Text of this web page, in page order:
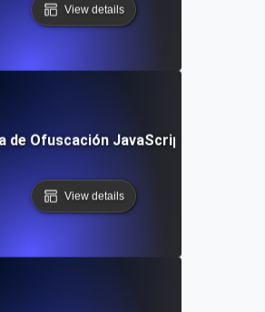
View details
de Ofuscación JavaScript Gratuita
View details